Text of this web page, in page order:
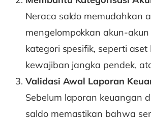
Neraca saldo memudahkan
mengelompokkan akun-
kategori spesifik, seperti aset
kewajiban jangka pendek,
Validasi Awal Laporan
Sebelum laporan keuangan
saldo memastikan bahwa